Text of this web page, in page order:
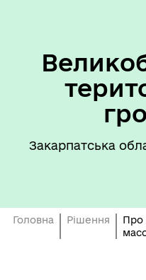
Закарпатська
Головна Рішення
Про